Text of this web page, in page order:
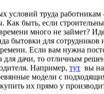
условий труда работникам
Как быть, если
много не займет?
бытовки для сотрудников
Если вам нужна
для дачи, то отличным
Например, тут вы
модели с
их прямо у